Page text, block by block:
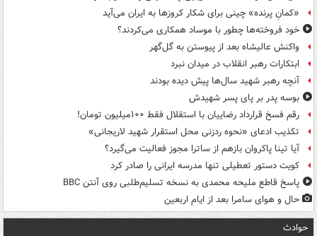
«کمانِ پرنده» چینی برای شکار کروزها به ایران می‌آید
خود فروخته‌ها چطور با موساد همکاری می‌کردند؟
واکنش عالیشاه بعد از پیوستن به گل‌گهر
ابتکارات رهبر انقلاب در میدان نبرد
آنچه رهبر شهید سال‌ها پیش دیده بودند
بوسه‌ پدر بر پای پسر شهیدش
رقم فسخ قرارداد رضاییان با استقلال فقط ۱۰۰میلیون تومان!
تکذیب ادعای «نحوه ردزنی محل استقرار شهید لاریجانی»
آیا تینا پاکروان بازهم از ساترا مجوز فعالیت می‌گیرد؟
کویت دستور تعطیلی تنها مدرسه ایرانی را صادر کرد
پاسخ قاطع ملیحه محمدی به نسخه تسلیم‌طلبی روی آنتن BBC
حال و هوای سامرا بعد از ایام اربعین
حوادث